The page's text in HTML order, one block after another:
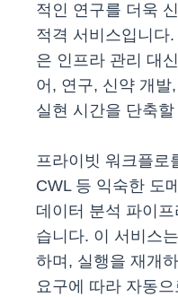
적인 연구를 더욱
적격 서비스입니다
은 인프라 관리 대
어, 연구, 신약 개발
실현 시간을 단축
프라이빗 워크플로
CWL 등 익숙한 도
데이터 분석 파이
습니다. 이 서비스
하며, 실행을 재개
요구에 따라 자동